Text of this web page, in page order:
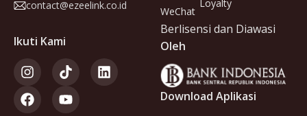
contact@ezeelink.co.id
Ikuti Kami
WeChat
Loyalty
Berlisensi dan Diawasi
Oleh
Download Aplikasi